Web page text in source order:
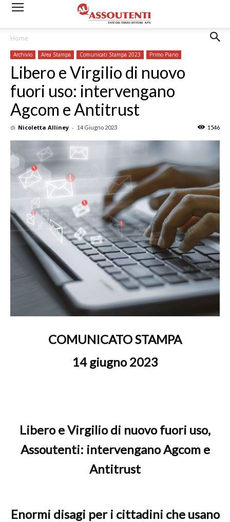
Home
Archivio Area Stampa Comunicati Stampa 2023 Primo Piano
Libero e Virgilio di nuovo
fuori uso: intervengano
Agcom e Antitrust
di Nicoletta Alliney - 14 Giugno 2023 1546
COMUNICATO STAMPA
14 giugno 2023
Libero e Virgilio di nuovo fuori uso,
Assoutenti: intervengano Agcom e
Antitrust
Enormi disagi per i cittadini che usano